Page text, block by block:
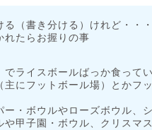
（書き分ける）けれど・・・
れたらお握りの事
でライスボールばっか食って
主にフットボール場）とかフ
ー・ボウルやローズボウル、
や甲子園・ボウル、クリスマ